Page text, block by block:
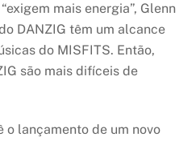
mais energia”, Glenn
DANZIG têm um alcance
do MISFITS. Então,
são mais difíceis de
o lançamento de um novo